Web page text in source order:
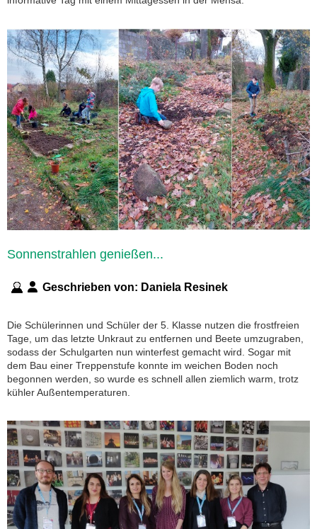
Sonnenstrahlen genießen...
Geschrieben von: Daniela Resinek
Die Schülerinnen und Schüler der 5. Klasse nutzen die frostfreien
Tage, um das letzte Unkraut zu entfernen und Beete umzugraben,
sodass der Schulgarten nun winterfest gemacht wird. Sogar mit
dem Bau einer Treppenstufe konnte im weichen Boden noch
begonnen werden, so wurde es schnell allen ziemlich warm, trotz
kühler Außentemperaturen.